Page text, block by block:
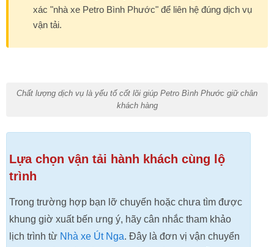
xác "nhà xe Petro Bình Phước" để liên hệ đúng dịch vụ
vận tải.
Chất lượng dịch vụ là yếu tố cốt lõi giúp Petro Bình Phước giữ chân
khách hàng
Lựa chọn vận tải hành khách cùng lộ
trình
Trong trường hợp bạn lỡ chuyến hoặc chưa tìm được
khung giờ xuất bến ưng ý, hãy cân nhắc tham khảo
lịch trình từ Nhà xe Út Nga. Đây là đơn vị vận chuyển